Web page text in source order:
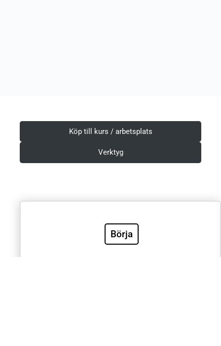
Köp till kurs / arbetsplats
Verktyg
Villkor & Integritetspolicy
Börja